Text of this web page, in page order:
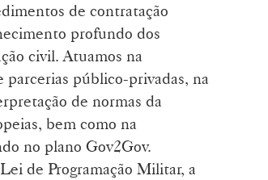
de contratação
profundo dos
civil. Atuamos na
parcerias público-privadas, na
de normas da
bem como na
no plano Gov2Gov.
de Programação Militar, a